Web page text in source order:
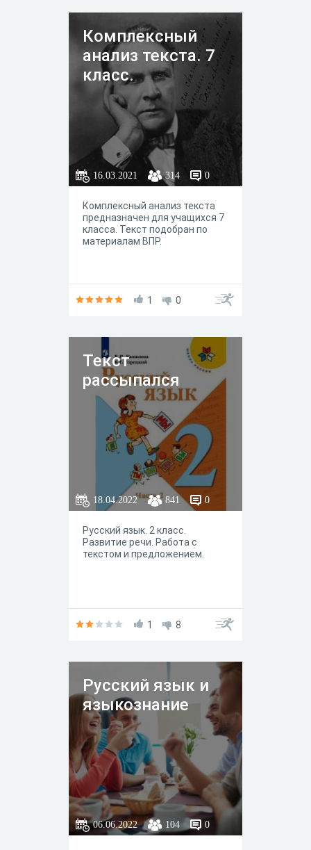
Комплексный
анализ текста. 7
класс.
16.03.2021 314 0
Комплексный анализ текста
предназначен для учащихся 7
класса. Текст подобран по
материалам ВПР.
1 0
Текст
рассыпался
18.04.2022 841 0
Русский язык. 2 класс.
Развитие речи. Работа с
текстом и предложением.
1 8
Русский язык и
языкознание
06.06.2022 104 0